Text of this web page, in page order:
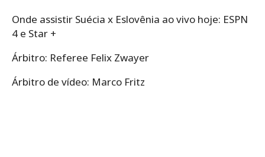
Onde assistir Suécia x Eslovênia ao vivo hoje: ESPN
4 e Star +
Árbitro: Referee Felix Zwayer
Árbitro de vídeo: Marco Fritz